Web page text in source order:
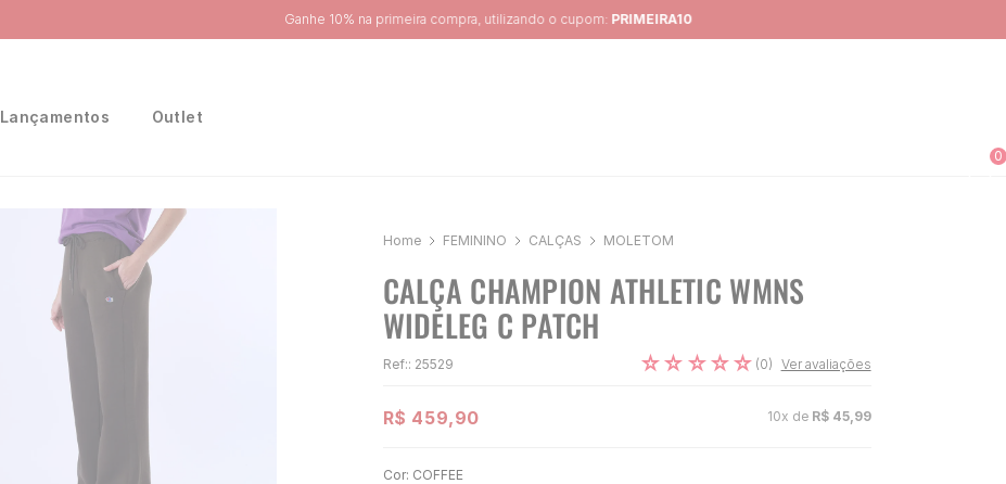
Ganhe 10% na primeira compra, utilizando o cupom:PRIMEIRA10
Lançamentos Outlet
0
FEMININO CALÇAS MOLETOM
CALÇA CHAMPION ATHLETIC WMNS
WIDELEG C PATCH
Ref:: 25529 ☆☆ ☆☆☆ (0) Ver avaliações
R$ 459,90 10x de R$ 45, 99
Cor: COFFEE